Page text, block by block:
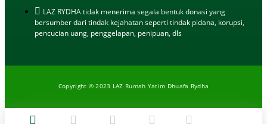
LAZ RYDHA tidak menerima segala bentuk donasi yang
bersumber dari tindak kejahatan seperti tindak pidana, korupsi,
pencucian uang, penggelapan, penipuan, dls
Copyright © 2023 LAZ Rumah Yatim Dhuafa Rydha